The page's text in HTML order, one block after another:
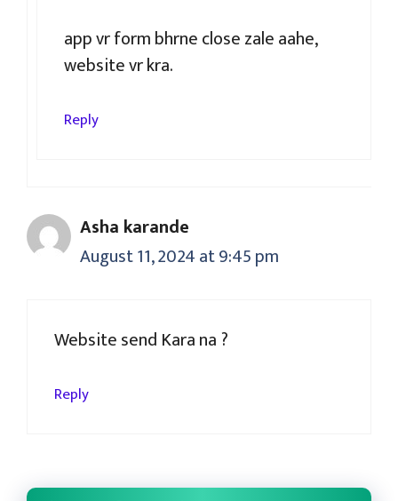
app vr form bhrne close zale aahe,
website vr kra.
Reply
Asha karande
August 11, 2024 at 9:45 pm
Website send Kara na ?
Reply